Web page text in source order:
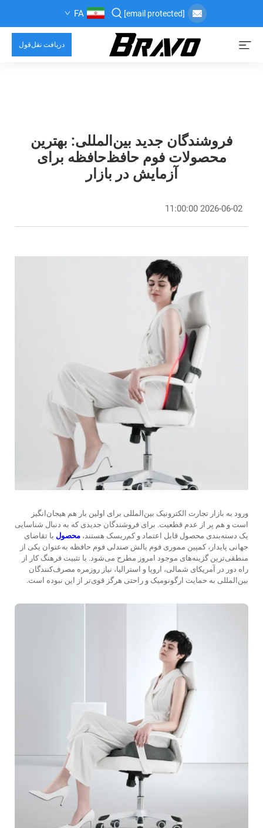
[email protected]
FA
دریافت نقل‌قول
فروشندگان جدید بین‌المللی: بهترین
محصولات فوم حافظ‌حافظه برای
آزمایش در بازار
2026-06-02 11:00:00
ورود به بازار تجارت الکترونیک بین‌المللی برای اولین بار هم هیجان‌انگیز
است و هم پر از عدم قطعیت. برای فروشندگان جدیدی که به دنبال شناسایی
یک دسته‌بندی محصول قابل اعتماد و کم‌ریسک هستند، محصول با تقاضای
جهانی پایدار،کمپین مموری فوم بالش صندلی فوم حافظه به‌عنوان یکی از
منطقی‌ترین گزینه‌های موجود امروز مطرح می‌شود. با تثبیت فرهنگ کار از
راه دور در آمریکای شمالی، اروپا و استرالیا، نیاز روزمره مصرف‌کنندگان
بین‌المللی به حمایت ارگونومیک و راحتی هرگز قوی‌تر از این نبوده است.